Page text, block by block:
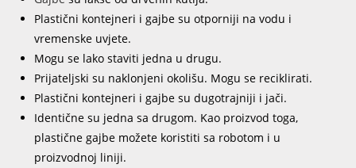
Plastični kontejneri i gajbe su otporniji na vodu i
vremenske uvjete.
Mogu se lako staviti jedna u drugu.
Prijateljski su naklonjeni okolišu. Mogu se reciklirati.
Plastični kontejneri i gajbe su dugotrajniji i jači.
Identične su jedna sa drugom. Kao proizvod toga,
plastične gajbe možete koristiti sa robotom i u
proizvodnoj liniji.